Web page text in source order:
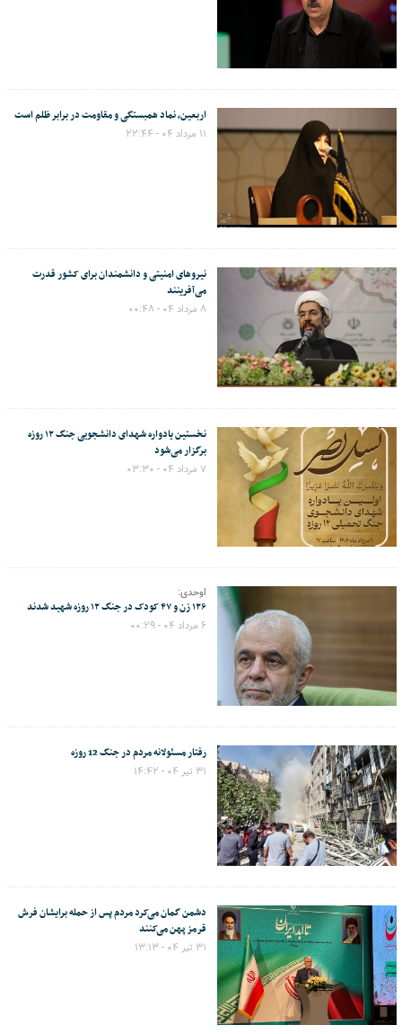
اربعین، نماد همبستگی و مقاومت در برابر ظلم است
۱۱ مرداد ۰۴ - ۲۲:۴۴
نیروهای امنیتی و دانشمندان برای کشور قدرت
می‌آفرینند
۸ مرداد ۰۴ - ۰۰:۴۸
نخستین یادواره شهدای دانشجویی جنگ ۱۲ روزه
برگزار می‌شود
۷ مرداد ۰۴ - ۰۳:۳۰
اوحدی:
۱۲۶ زن و ۴۷ کودک در جنگ ۱۲ روزه شهید شدند
۶ مرداد ۰۴ - ۰۰:۲۹
رفتار مسئولانه مردم در جنگ 12 روزه
۳۱ تیر ۰۴ - ۱۴:۴۲
دشمن گمان می‌کرد مردم پس از حمله برایشان فرش
قرمز پهن می‌کنند
۳۱ تیر ۰۴ - ۱۳:۱۳